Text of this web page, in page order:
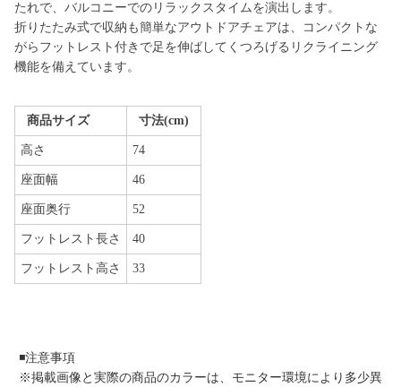
たれで、バルコニーでのリラックスタイムを演出します。
折りたたみ式で収納も簡単なアウトドアチェアは、コンパクトな
がらフットレスト付きで足を伸ばしてくつろげるリクライニング
機能を備えています。
商品サイズ 寸法(cm)
高さ 74
座面幅 46
座面奥行 52
フットレスト長さ 40
フットレスト高さ 33
◾️注意事項
※掲載画像と実際の商品のカラーは、モニター環境により多少異